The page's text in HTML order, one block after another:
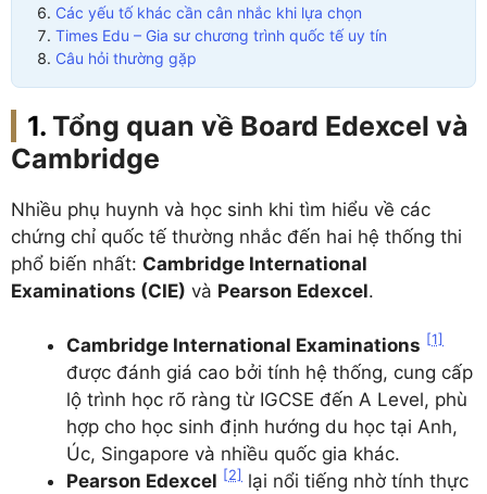
Các yếu tố khác cần cân nhắc khi lựa chọn
Times Edu – Gia sư chương trình quốc tế uy tín
Câu hỏi thường gặp
Tổng quan về Board Edexcel và
Cambridge
Nhiều phụ huynh và học sinh khi tìm hiểu về các
chứng chỉ quốc tế thường nhắc đến hai hệ thống thi
phổ biến nhất: Cambridge International
Examinations (CIE) và Pearson Edexcel.
Cambridge International Examinations [1]
được đánh giá cao bởi tính hệ thống, cung cấp
lộ trình học rõ ràng từ IGCSE đến A Level, phù
hợp cho học sinh định hướng du học tại Anh,
Úc, Singapore và nhiều quốc gia khác.
Pearson Edexcel [2] lại nổi tiếng nhờ tính thực